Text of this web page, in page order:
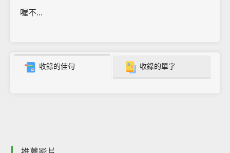
喔不...
收錄的佳句 收錄的單字